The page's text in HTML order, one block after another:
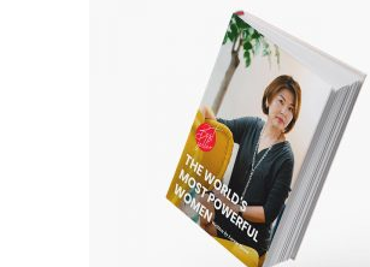
IN DEN WARENKORB